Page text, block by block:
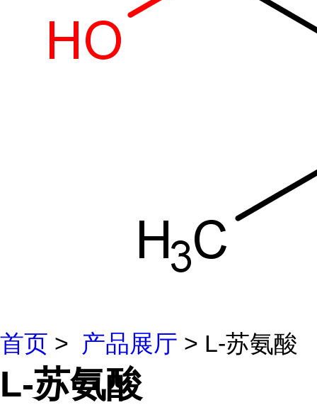
首页 > 产品展厅 > L-苏氨酸
L-苏氨酸